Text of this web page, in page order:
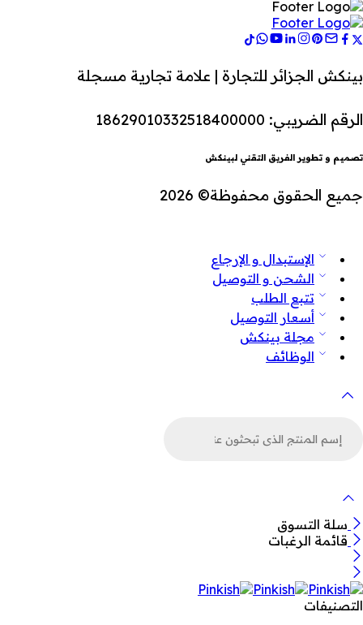
بينكش الجزائر للتجارة | علامة تجارية مسجلة
الرقم الضريبي: 18629010332518400000
تصميم و تطوير الفريق التقني لبينكش
جميع الحقوق محفوظة© 2026
الإستبدال و الإرجاع
الشحن و التوصيل
تتبع الطلب
أسعار التوصيل
مجلة بينكش
الوظائف
سلة التسوق
قائمة الرغبات
التصنيفات